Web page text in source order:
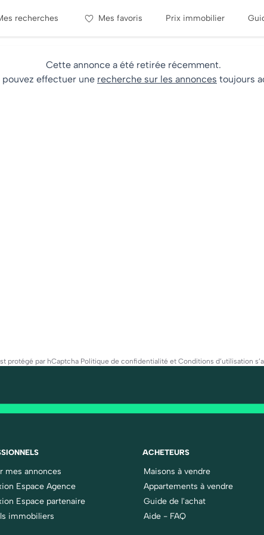
recherches Mes favoris Prix immobilier
Cette annonce a été retirée récemment.
pouvez effectuer une recherche sur les annonces toujours
protégé par hCaptcha Politique de confidentialitéet Conditions d’utilisation
mes annonces
Espace Agence
Espace partenaire
immobiliers
ACHETEURS
Maisons à vendre
Appartements à vendre
Guide de l'achat
Aide - FAQ